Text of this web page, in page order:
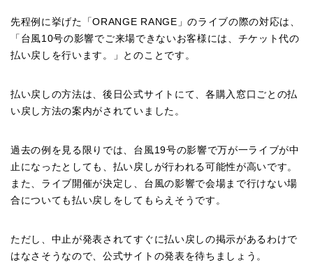
先程例に挙げた「ORANGE RANGE 」のライブの際の対応は、
「台風10号の影響でご来場できないお客様には、チケット代の
払い戻しを行います。」とのことです。
払い戻しの方法は、後日公式サイトにて、各購入窓口ごとの払
い戻し方法の案内がされていました。
過去の例を見る限りでは、台風19号の影響で万が一ライブが中
止になったとしても、払い戻しが行われる可能性が高いです。
また、ライブ開催が決定し、台風の影響で会場まで行けない場
合についても払い戻しをしてもらえそうです。
ただし、中止が発表されてすぐに払い戻しの掲示があるわけで
はなさそうなので、公式サイトの発表を待ちましょう。